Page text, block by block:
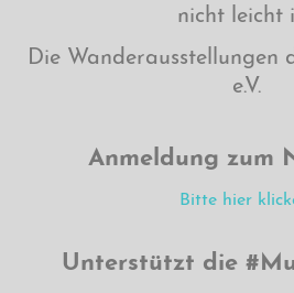
nicht leicht
Die Wanderausstellungen
e.V.
Anmeldung zum
Bitte hier
Unterstützt die